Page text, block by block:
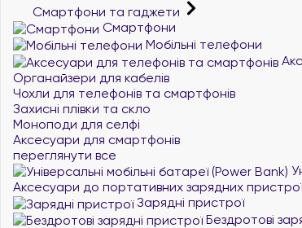
Смартфони та гаджети
Смартфони
Мобільні телефони
Органайзери для кабелів
Чохли для телефонів та смартфонів
Захисні плівки та скло
Моноподи для селфі
Аксесуари для смартфонів
переглянути все
Аксесуари до портативних зарядних
Зарядні пристрої
Бездротові